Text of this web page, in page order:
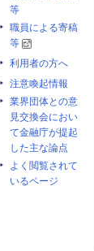
等
職員による寄稿
等
利用者の方へ
注意喚起情報
業界団体との意
見交換会におい
て金融庁が提起
した主な論点
よく閲覧されて
いるページ